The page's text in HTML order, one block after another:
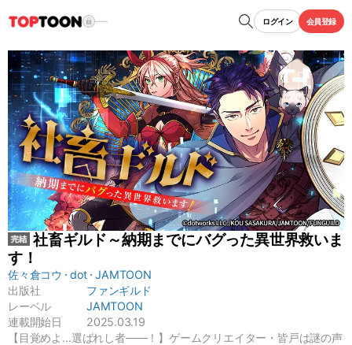
ログイン 会員登録
社畜ギルド～納期までにバグった異世界救いま
す！
佐々倉コウ dot
JAMTOON
出版社
ファンギルド
レーベル
JAMTOON
連載開始日
2025.03.19
【目覚めよ…選ばれし者――！】ゲームクリエイター・皆戸は謎の声